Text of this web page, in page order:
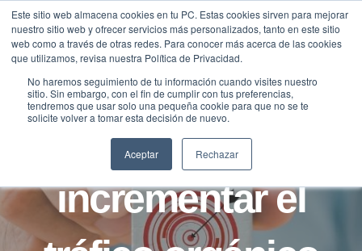
Este sitio web almacena cookies en tu PC. Estas cookies sirven para mejorar
nuestro sitio web y ofrecer servicios más personalizados, tanto en este sitio
web como a través de otras redes. Para conocer más acerca de las cookies
que utilizamos, revisa nuestra Política de Privacidad.
No haremos seguimiento de tu información cuando visites nuestro
sitio. Sin embargo, con el fin de cumplir con tus preferencias,
tendremos que usar solo una pequeña cookie para que no se te
solicite volver a tomar esta decisión de nuevo.
Aceptar Rechazar
Saltar
contenido
BLOG
Cómo
incrementar el
Traducir »